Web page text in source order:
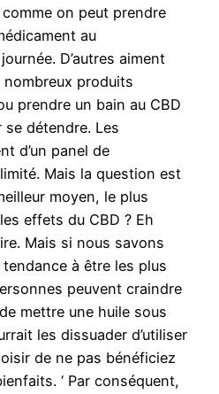
on peut prendre
au
D’autres aiment
produits
prendre un bain au CBD
détendre. Les
d’un panel de
Mais la question est
moyen, le plus
effets du CBD ? Eh
Mais si nous savons
à être les plus
peuvent craindre
mettre une huile sous
les dissuader d’utiliser
de ne pas bénéficiez
‘ Par conséquent,